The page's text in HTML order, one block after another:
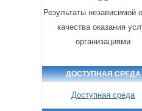
Результаты независимой
качества оказания
организациями
ДОСТУПНАЯ СРЕДА
Доступная среда